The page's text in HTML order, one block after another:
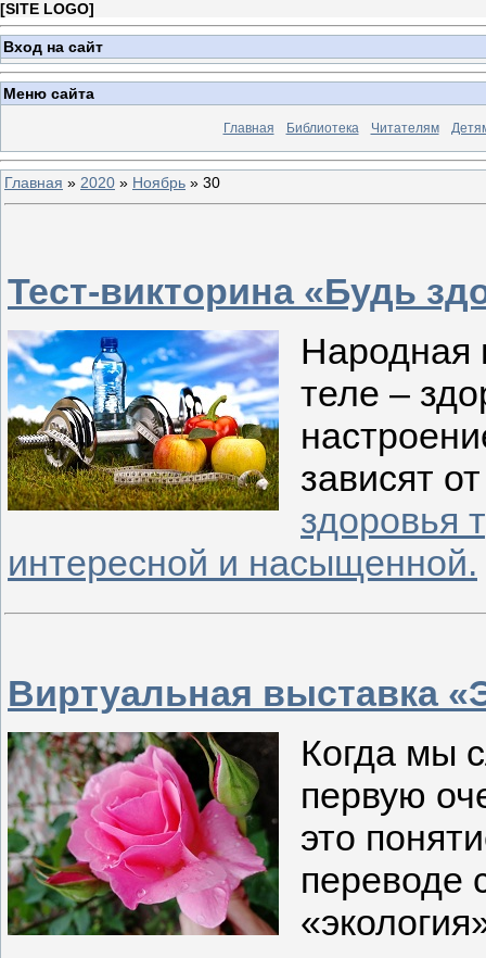
[SITE LOGO]
Вход на сайт
Меню сайта
Главная Библиотека Читателям
Главная » 2020 » Ноябрь » 30
Тест-викторина «Будь
Народная
теле –
зависят
здоровья
интересной и насыщенной.
Виртуальная выставка
Когда мы
первую
это
переводе